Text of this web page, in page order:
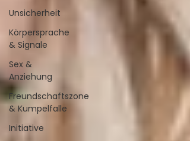
Unsicherheit
Körpersprache
& Signale
Sex &
Anziehung
Freundschaftszone
& Kumpelfalle
Initiative